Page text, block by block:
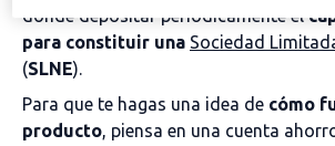
donde depositar periódicamente el
para constituir una Sociedad
(SLNE).
Para que te hagas una idea de cómo
producto, piensa en una cuenta